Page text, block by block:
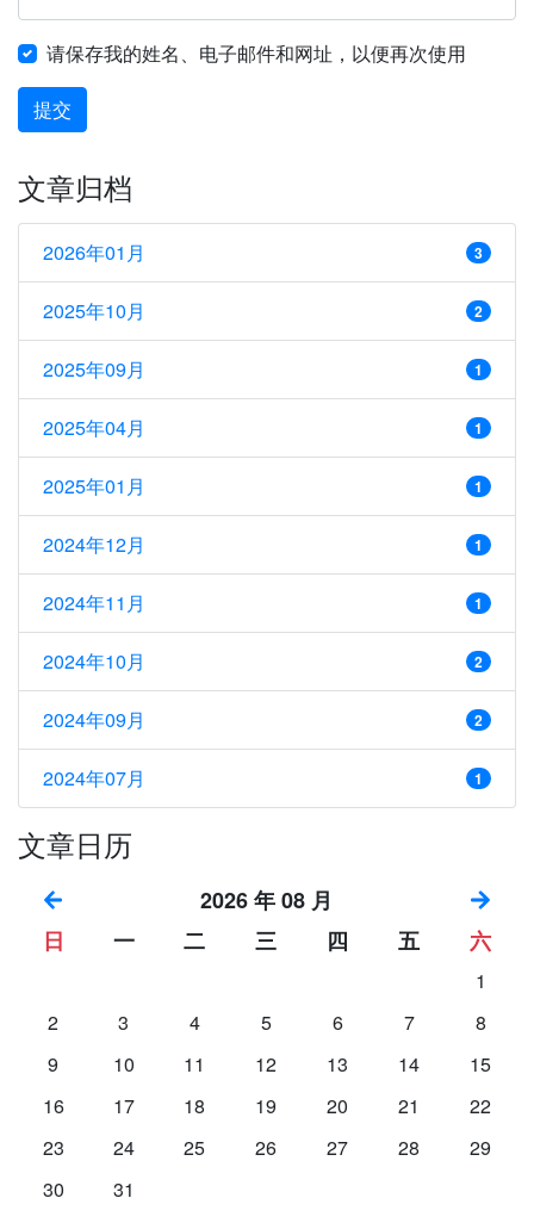
请保存我的姓名、电子邮件和网址，以便再次使用
提交
文章归档
2026年01月 3
2025年10月 2
2025年09月 1
2025年04月 1
2025年01月 1
2024年12月 1
2024年11月 1
2024年10月 2
2024年09月 2
2024年07月 1
文章日历
2026 年 08 月
日
一 二 三 四 五 六
1
2
3 4 5 6 7
8
9
10 11 12 13 14
15
16
17 18 19 20 21
22
23
24 25 26 27 28
29
30
31